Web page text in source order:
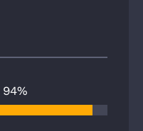
94%